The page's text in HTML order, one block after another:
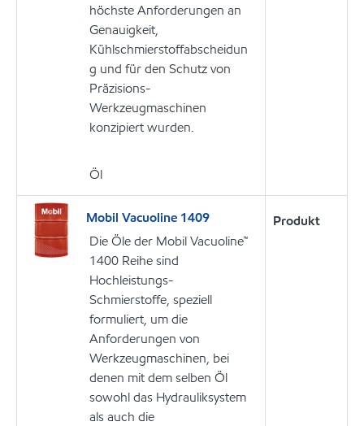
höchste Anforderungen an
Genauigkeit,
Kühlschmierstoffabscheidun
g und für den Schutz von
Präzisions-
Werkzeugmaschinen
konzipiert wurden.
Öl
Mobil Vacuoline 1409
Die Öle der Mobil Vacuoline™
1400 Reihe sind
Hochleistungs-
Schmierstoffe, speziell
formuliert, um die
Anforderungen von
Werkzeugmaschinen, bei
denen mit dem selben Öl
sowohl das Hydrauliksystem
als auch die
Produkt